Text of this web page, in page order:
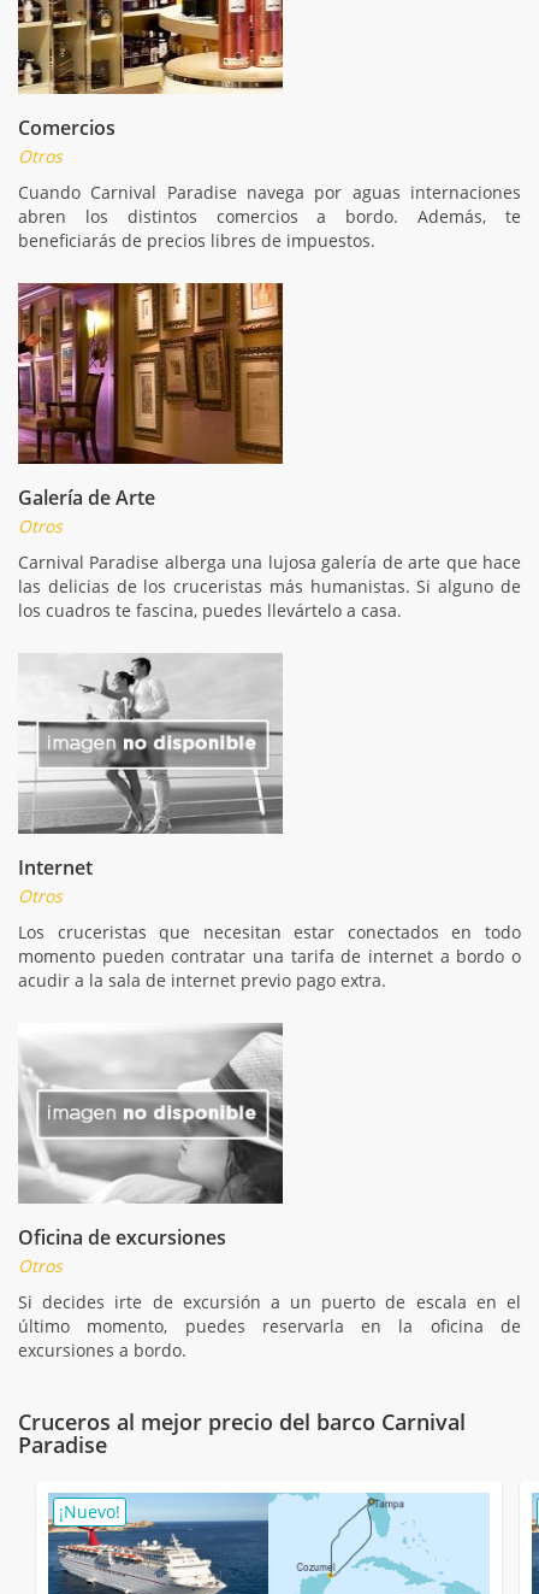
Comercios
Otros
Cuando Carnival Paradise navega por aguas internaciones
abren los distintos comercios a bordo. Además, te
beneficiarás de precios libres de impuestos.
Galería de Arte
Otros
Carnival Paradise alberga una lujosa galería de arte que hace
las delicias de los cruceristas más humanistas. Si alguno de
los cuadros te fascina, puedes llevártelo a casa.
Internet
Otros
Los cruceristas que necesitan estar conectados en todo
momento pueden contratar una tarifa de internet a bordo o
acudir a la sala de internet previo pago extra.
Oficina de excursiones
Otros
Si decides irte de excursión a un puerto de escala en el
último momento, puedes reservarla en la oficina de
excursiones a bordo.
Cruceros al mejor precio del barco Carnival
Paradise
¡Nuevo!